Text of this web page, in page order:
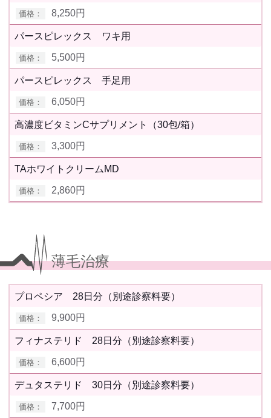
8,250円
パースピレックス ワキ用
5,500円
パースピレックス 手足用
6,050円
高濃度ビタミンCサプリメント（30包/箱）
3,300円
TAホワイトクリームMD
2,860円
薄毛治療
プロペシア 28日分（別途診察料要）
9,900円
フィナステリド 28日分（別途診察料要）
6,600円
デュタステリド 30日分（別途診察料要）
7,700円